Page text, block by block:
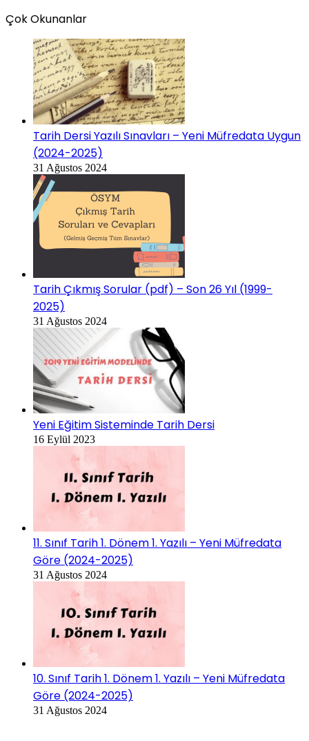
Çok Okunanlar
Tarih Dersi Yazılı Sınavları – Yeni Müfredata Uygun
(2024-2025)
31 Ağustos 2024
Tarih Çıkmış Sorular (pdf) – Son 26 Yıl (1999-
2025)
31 Ağustos 2024
Yeni Eğitim Sisteminde Tarih Dersi
16 Eylül 2023
11. Sınıf Tarih 1. Dönem 1. Yazılı – Yeni Müfredata
Göre (2024-2025)
31 Ağustos 2024
10. Sınıf Tarih 1. Dönem 1. Yazılı – Yeni Müfredata
Göre (2024-2025)
31 Ağustos 2024